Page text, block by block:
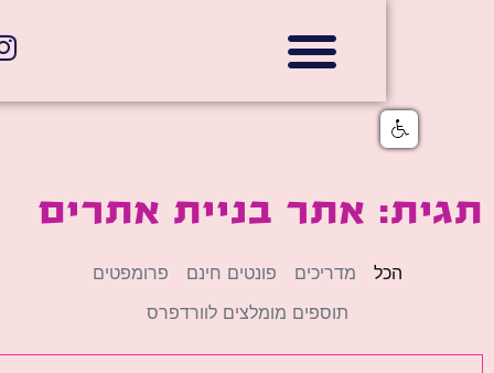
אתר בניית אתרים
מדריכים פונטים חינם
פרומפטים
תוספים מומלצים לוורדפרס